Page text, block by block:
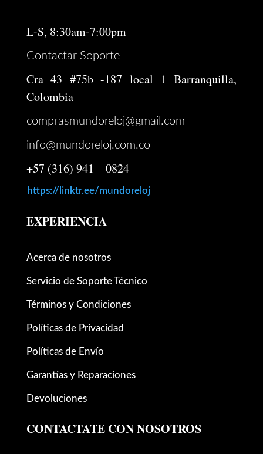
L-S, 8:30am-7:00pm
Contactar Soporte
Cra 43 #75b -187 local 1 Barranquilla,
Colombia
comprasmundoreloj@gmail.com
info@mundoreloj.com.co
+57 (316) 941 – 0824
https://linktr.ee/mundoreloj
EXPERIENCIA
Acerca de nosotros
Servicio de Soporte Técnico
Términos y Condiciones
Políticas de Privacidad
Políticas de Envío
Garantías y Reparaciones
Devoluciones
CONTACTATE CON NOSOTROS